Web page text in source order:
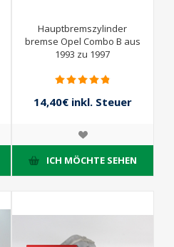
Hauptbremszylinder
bremse Opel Combo B aus
1993 zu 1997
14,40€ inkl. Steuer
ICH MÖCHTE SEHEN